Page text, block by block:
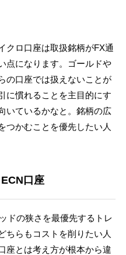
クロ口座は取扱銘柄がFX通
点になります。ゴールドや
の口座では扱えないことが
に慣れることを主目的にす
いているかなと。銘柄の広
つかむことを優先したい人
口座
ドの狭さを最優先するトレ
ちらもコストを削りたい人
座とは考え方が根本から違